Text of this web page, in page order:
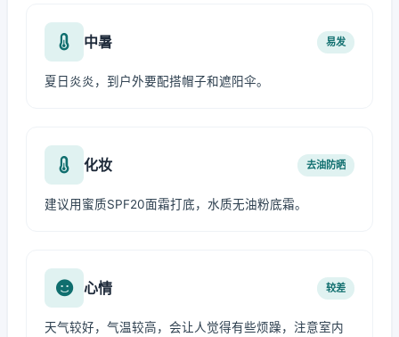
中暑 易发
夏日炎炎，到户外要配搭帽子和遮阳伞。
化妆 去油防晒
建议用蜜质SPF20面霜打底，水质无油粉底霜。
心情 较差
天气较好，气温较高，会让人觉得有些烦躁，注意室内